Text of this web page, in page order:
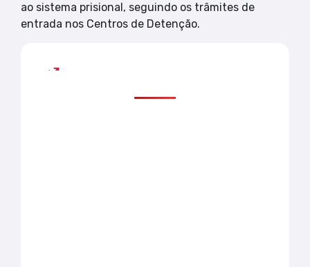
ao sistema prisional, seguindo os trâmites de
entrada nos Centros de Detenção.